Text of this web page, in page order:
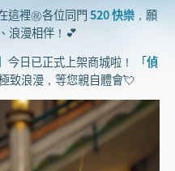
裡㊗️各位同門520 快樂，願
浪漫相伴！💕
今日已正式上架商城啦！ 「偵
致浪漫，等您親自體會💘